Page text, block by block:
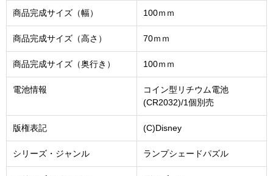
商品完成サイズ（幅） 100ｍｍ
商品完成サイズ（高さ） 70ｍｍ
商品完成サイズ（奥行き） 100ｍｍ
電池情報
コイン型リチウム電池
(CR2032)/1個別売
版権表記 (C)Disney
シリーズ・ジャンル ランプシェードパズル